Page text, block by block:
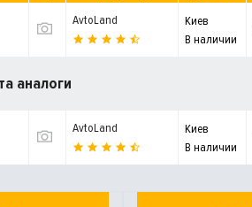
AvtoLand
Киев
В наличии
аналоги
AvtoLand
Киев
В наличии